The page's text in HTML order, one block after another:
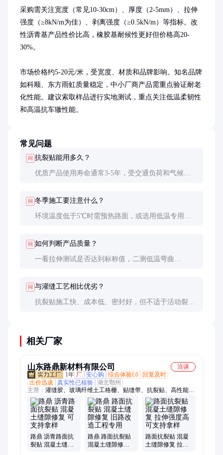
采购需关注宽度（常见10-30cm）、厚度（2-5mm）、拉伸
强度（≥8kN/m为佳）、剥离强度（≥0.5kN/m）等指标。改
性沥青基产品性价比高，橡胶基耐候性更好但价格高20-
30%。
市场价格约5-20元/米，受宽度、材质和品牌影响。知名品牌
如科顺、东方雨虹质量稳定，中小厂商产品需重点验证耐老
化性能。建议索取样品进行实地测试，重点关注低温柔韧性
和高温抗车辙性能。
常见问题
问 抗裂贴能用多久？
优质产品使用寿命通常3-5年，受交通负荷和气候影
问 冬季施工要注意什么？
环境温度低于5℃时需预热路面，或选用低温专用型
问 如何判断产品质量？
一看拉伸测试是否达到标称值，二测低温弯曲
问 与灌缝工艺相比优劣？
抗裂贴施工快、成本低、密封好，但不适于活动裂
相关厂家
山东路鼎新材料有限公司
洽谈
1年 厂 安心购 综合体验L0
回复及时
出价迅速
真实性已核验 湖北鄂州
主营： 灌缝胶、玻璃纤维土工格栅、贴缝带、抗裂贴、高性能应
力吸收贴、钢塑土工格栅、双向塑料土工格珊、玄武岩纤维土工
格栅、道路密封胶、土工布、土工膜、复合土工膜、土工专用
胶、经编复合防裂布、沥青冷补料、单向塑料土工格栅
路鼎 沥青路面抗
裂贴 混凝土缝隙
路鼎 路面抗裂贴
混凝土缝隙修复
路面抗裂贴 混凝
土缝隙修复 拉伸